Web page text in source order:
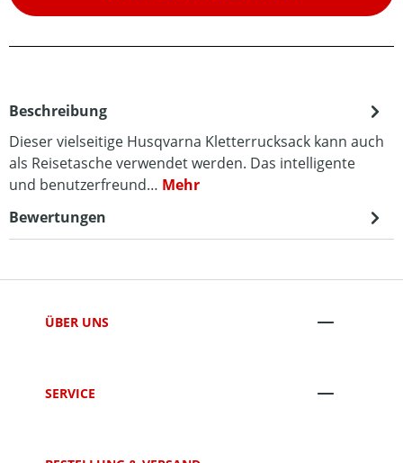
Beschreibung
Dieser vielseitige Husqvarna Kletterrucksack kann auch
als Reisetasche verwendet werden. Das intelligente
und benutzerfreund… Mehr
Bewertungen
ÜBER UNS
SERVICE